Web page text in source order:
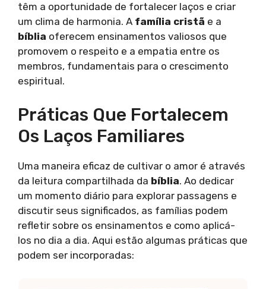
têm a oportunidade de fortalecer laços e criar
um clima de harmonia. A família cristã e a
bíblia oferecem ensinamentos valiosos que
promovem o respeito e a empatia entre os
membros, fundamentais para o crescimento
espiritual.
Práticas Que Fortalecem
Os Laços Familiares
Uma maneira eficaz de cultivar o amor é através
da leitura compartilhada da bíblia. Ao dedicar
um momento diário para explorar passagens e
discutir seus significados, as famílias podem
refletir sobre os ensinamentos e como aplicá-
los no dia a dia. Aqui estão algumas práticas que
podem ser incorporadas: